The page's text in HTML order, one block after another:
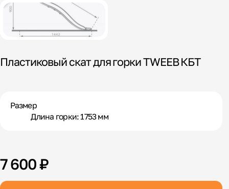
Пластиковый скат для горки TWEEB КБТ
Размер
Длина горки: 1753 мм
7 600 ₽